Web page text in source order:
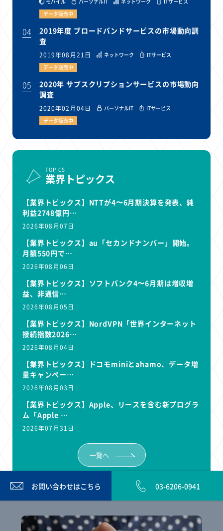
データ販売中
04
2019年度 ブロードバンドサービスの市場動向調
査
2019年08月21日 ネットワーク
ITサービス
データ販売中
05
2020年 サブスクリプションサービスの市場動向
調査
2020年02月04日 パーソナルIT
ITサービス
データ販売中
TOPICS
業界トピックス
【業界トピックス】NTTが4〜6月期決算を発表、純
利益2748億円…
2026年08月07日
【業界トピックス】au「セカンドナンバー」開始。
月額550円で…
2026年08月06日
【業界トピックス】ソフトバンク4〜6月期は増収増
益、非通信…
2026年08月05日
【業界トピックス】NordVPN「世界インターネット
接続指数2026…
2026年08月04日
【業界トピックス】ドコモminiとahamo、データ増
量キャンペー…
2026年08月03日
【業界トピックス】Apple、リースを含む新プログラ
ム「Apple …
2026年07月31日
一覧へ
お問い合わせはこちら 03-6206-0941